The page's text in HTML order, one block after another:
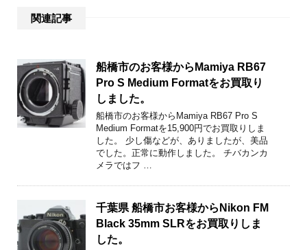
関連記事
船橋市のお客様からMamiya RB67
Pro S Medium Formatをお買取り
しました。
船橋市のお客様からMamiya RB67 Pro S
Medium Formatを15,900円でお買取りしま
した。 少し傷などが、ありましたが、美品
でした。正常に動作しました。 チバカンカ
メラではフ …
千葉県 船橋市お客様からNikon FM
Black 35mm SLRをお買取りしま
した。